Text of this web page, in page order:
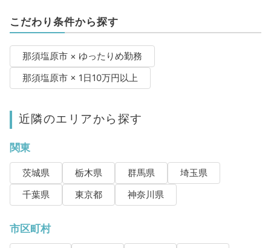
こだわり条件から探す
那須塩原市 × ゆったりめ勤務
那須塩原市 × 1日10万円以上
近隣のエリアから探す
関東
茨城県 栃木県 群馬県
埼玉県
千葉県
東京都 神奈川県
市区町村